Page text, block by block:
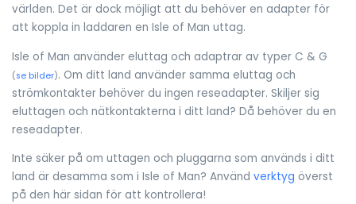
världen. Det är dock möjligt att du behöver en adapter för
att koppla in laddaren en Isle of Man uttag.
Isle of Man använder eluttag och adaptrar av typer C & G
(se bilder). Om ditt land använder samma eluttag och
strömkontakter behöver du ingen reseadapter. Skiljer sig
eluttagen och nätkontakterna i ditt land? Då behöver du en
reseadapter.
Inte säker på om uttagen och pluggarna som används i ditt
land är desamma som i Isle of Man? Använd verktyg överst
på den här sidan för att kontrollera!